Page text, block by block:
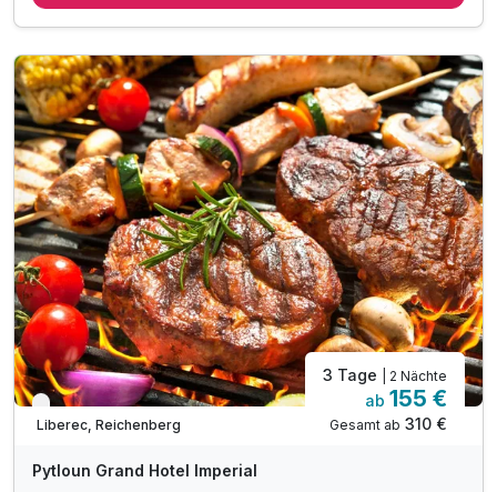
1 x Welcome Drink***
2 x Cocktail in der Lobbybar
inkl. romantischem Arrangement im Zimmer
inkl. 10% Rabatt im Hotelrestaurant
inkl. kostenloses Parken auf dem Hotelparkplatz
inkl. WLAN Nutzung im Hotel
Verfügbar bis Dezember
Liberec, Reichenberg
3 Tage | 2 Nächte
ab 155 €
Gesamt ab 310 €
Pytloun Grand Hotel Imperial